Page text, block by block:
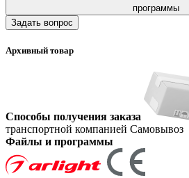
программы
Задать вопрос
Архивный товар
Способы получения заказа
транспортной компанией Самовывоз
Файлы и программы